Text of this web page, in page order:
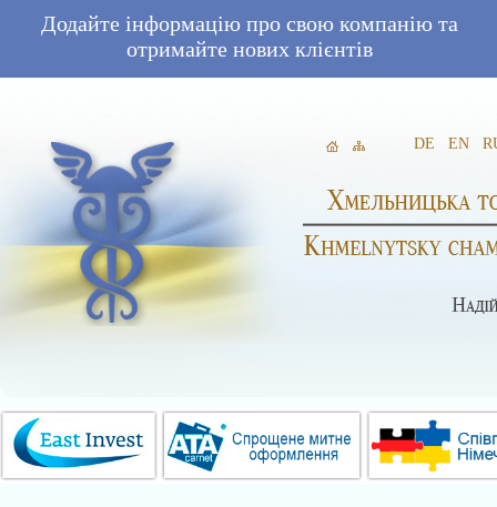
Додайте інформацію про свою компанію та
отримайте нових клієнтів
DE EN